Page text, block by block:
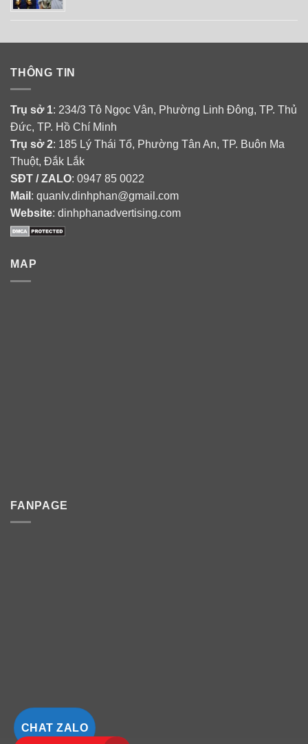
CHAT ZALO
THÔNG TIN
Trụ sở 1: 234/3 Tô Ngọc Vân, Phường Linh Đông, TP. Thủ
Đức, TP. Hồ Chí Minh
Trụ sở 2: 185 Lý Thái Tổ, Phường Tân An, TP. Buôn Ma
Thuột, Đắk Lắk
SĐT / ZALO: 0947 85 0022
Mail : quanlv.dinhphan@gmail.com
Website: dinhphanadvertising.com
MAP
FANPAGE